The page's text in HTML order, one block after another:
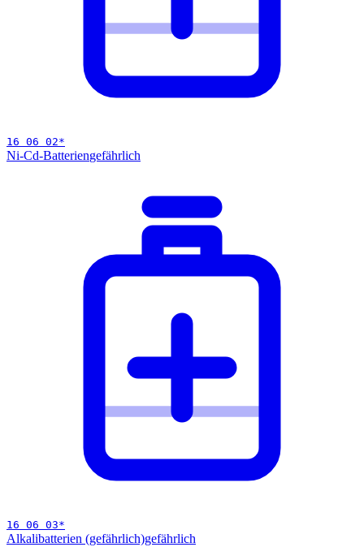
16 06 02*
Ni-Cd-Batteriengefährlich
16 06 03*
Alkalibatterien (gefährlich)gefährlich